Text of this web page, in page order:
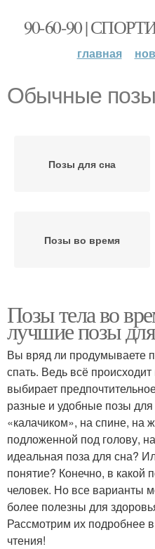
90-60-90 |
главная
Обычные позы
Позы для сна
Позы во время
Поза во время
Женские позы
Позы тела во
лучшие позы
Вы вряд ли продумываете
спать. Ведь всё
выбирает
разные и удобные позы
«калачиком», на спине, на
подложенной под голову,
идеальная поза для сна?
понятие? Конечно, в какой
человек. Но все варианты
более полезны для
Рассмотрим их подробнее
чтения!